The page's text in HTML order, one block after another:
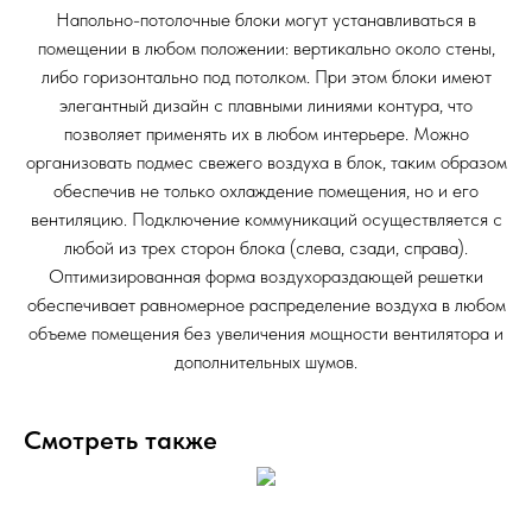
Напольно-потолочные блоки могут устанавливаться в
помещении в любом положении: вертикально около стены,
либо горизонтально под потолком. При этом блоки имеют
элегантный дизайн с плавными линиями контура, что
позволяет применять их в любом интерьере. Можно
организовать подмес свежего воздуха в блок, таким образом
обеспечив не только охлаждение помещения, но и его
вентиляцию. Подключение коммуникаций осуществляется с
любой из трех сторон блока (слева, сзади, справа).
Оптимизированная форма воздухораздающей решетки
обеспечивает равномерное распределение воздуха в любом
объеме помещения без увеличения мощности вентилятора и
дополнительных шумов.
Смотреть также